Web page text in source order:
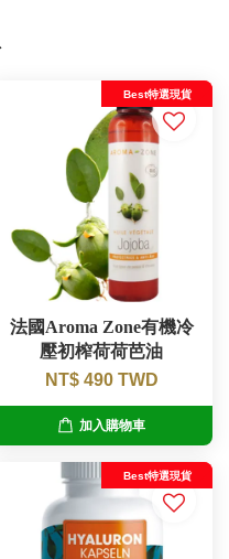
Best特選現貨
法國Aroma Zone有機冷
壓初榨荷荷芭油
NT$ 490 TWD
加入購物車
Best特選現貨